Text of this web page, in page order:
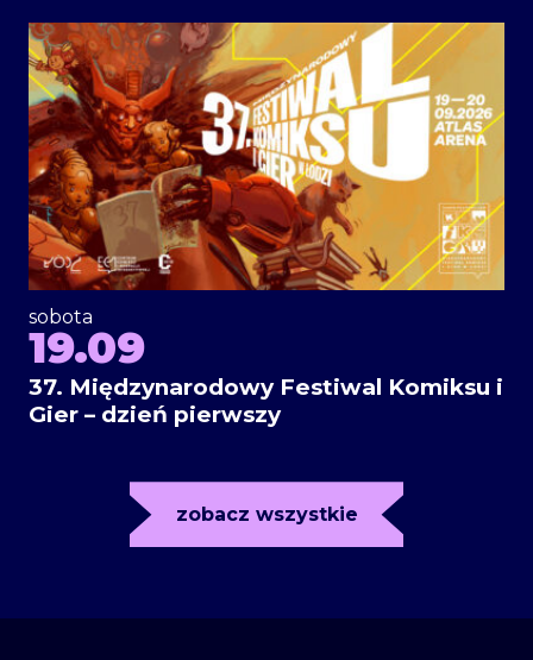
sobota
19.09
37. Międzynarodowy Festiwal Komiksu i
Gier – dzień pierwszy
zobacz wszystkie